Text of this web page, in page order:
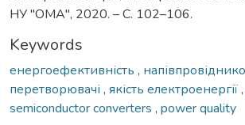
НУ "ОМА", 2020. – С. 102–106.
Keywords
енергоефективність ,
перетворювачі , якість електроенергії,
semiconductor converters , power quality